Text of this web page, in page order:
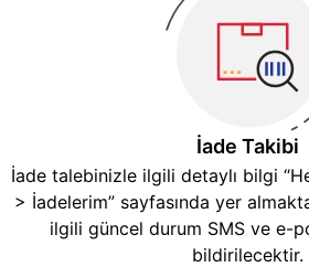
İade Takibi
İade talebinizle ilgili detaylı bilgi
> İadelerim” sayfasında yer
ilgili güncel durum SMS ve e-
bildirilecektir.